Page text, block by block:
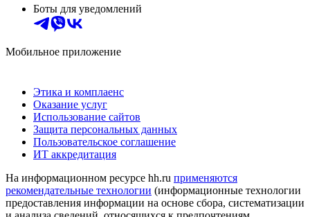
Боты для уведомлений
Мобильное приложение
Этика и комплаенс
Оказание услуг
Использование сайтов
Защита персональных данных
Пользовательское соглашение
ИТ аккредитация
На информационном ресурсе hh.ru применяются
рекомендательные технологии (информационные технологии
предоставления информации на основе сбора, систематизации